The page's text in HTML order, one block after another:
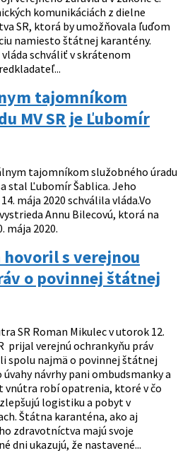
komunikáciách z dielne
SR, ktorá by umožňovala ľuďom
namiesto štátnej karantény.
schváliť v skrátenom
tajomníkom
MV SR je Ľubomír
tajomníkom služobného úradu
stal Ľubomír Šablica. Jeho
mája 2020 schválila vláda.Vo
Annu Bilecovú, ktorá na
mája 2020.
s verejnou
o povinnej štátnej
SR Roman Mikulec v utorok 12.
prijal verejnú ochrankyňu práv
spolu najmä o povinnej štátnej
návrhy pani ombudsmanky a
vnútra robí opatrenia, ktoré v čo
logistiku a pobyt v
Štátna karanténa, ako aj
zdravotníctva majú svoje
dni ukazujú, že nastavené...